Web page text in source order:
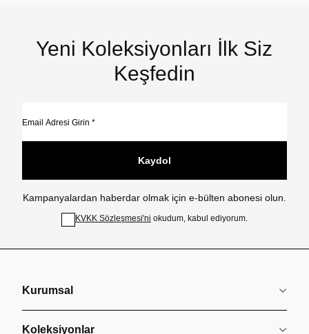
Yeni Koleksiyonları İlk Siz
Keşfedin
Kaydol
Kampanyalardan haberdar olmak için e-bülten abonesi olun.
KVKK Sözleşmesi'ni okudum, kabul ediyorum.
Kurumsal
Koleksiyonlar